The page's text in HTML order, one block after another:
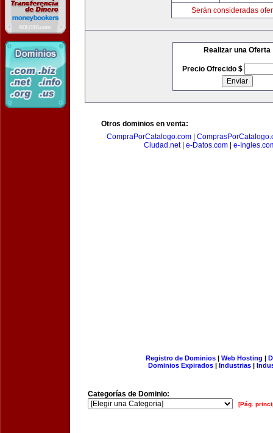
Serán consideradas
Realizar una Oferta
Precio Ofrecido $
Otros dominios en venta:
CompraPorCatalogo.com|
Ciudad.net| e-Datos.com e-
Registro de Dominios| Web Hosting |
Dominios Expirados | Industrias |
Categorías de Dominio:
[Pág.